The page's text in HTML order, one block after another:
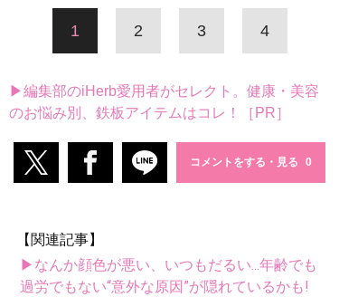
1 2 3 4
▶編集部のiHerb愛用者がセレクト。健康・美容
のお悩み別、鉄板アイテムはコレ！［PR］
コメントをする・見る
【関連記事】
▶なんか顔色が悪い、いつもだるい...年齢でも
過労でもない“意外な原因”が隠れているかも!